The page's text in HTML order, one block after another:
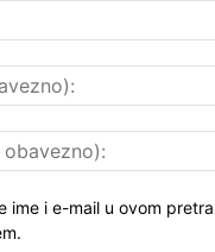
ime i e-mail u ovom